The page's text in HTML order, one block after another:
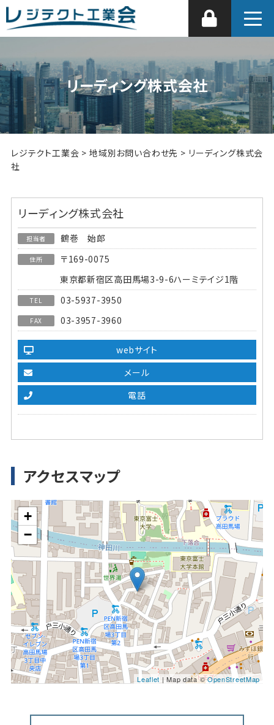
リーディング株式会社
レジテクト工業会 > 地域別お問い合わせ先 > リーディング株式会
社
リーディング株式会社
担当者 鶴巻 始郎
住所
〒169-0075
東京都新宿区高田馬場3-9-6ハーミテイジ1階
TEL 03-5937-3950
FAX 03-3957-3960
webサイト
メール
電話
アクセスマップ
+
−
Leaflet | Map data ©OpenStreetMap